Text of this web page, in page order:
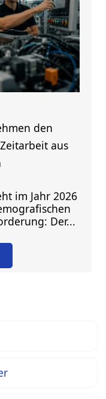
den
aus
im Jahr 2026
Der...